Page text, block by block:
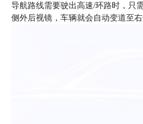
导航路线需要驶出高速/环路时，只
侧外后视镜，车辆就会自动变道至右